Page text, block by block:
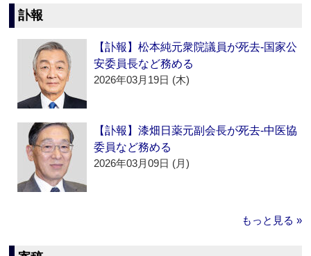
訃報
【訃報】松本純元衆院議員が死去‐国家公
安委員長など務める
2026年03月19日 (木)
【訃報】漆畑日薬元副会長が死去‐中医協
委員など務める
2026年03月09日 (月)
もっと見る »